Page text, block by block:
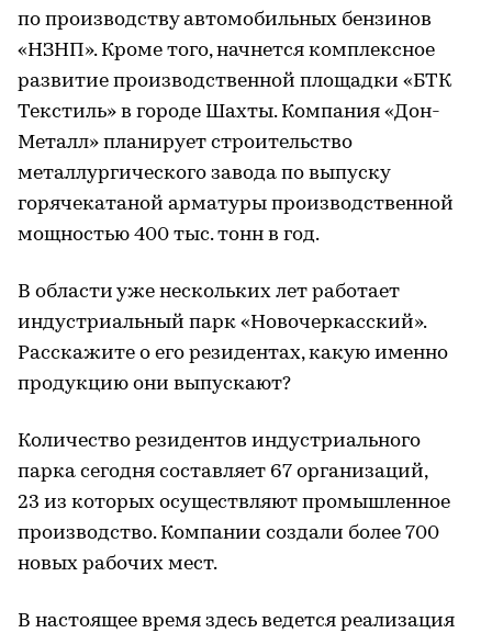
по производству автомобильных бензинов
«НЗНП». Кроме того, начнется комплексное
развитие производственной площадки «БТК
Текстиль» в городе Шахты. Компания «Дон-
Металл» планирует строительство
металлургического завода по выпуску
горячекатаной арматуры производственной
мощностью 400 тыс. тонн в год.
В области уже нескольких лет работает
индустриальный парк «Новочеркасский».
Расскажите о его резидентах, какую именно
продукцию они выпускают?
Количество резидентов индустриального
парка сегодня составляет 67 организаций,
23 из которых осуществляют промышленное
производство. Компании создали более 700
новых рабочих мест.
В настоящее время здесь ведется реализация